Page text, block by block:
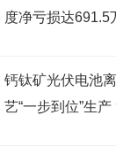
度净亏损达691.5
钙钛矿光伏电池
艺“一步到位”生